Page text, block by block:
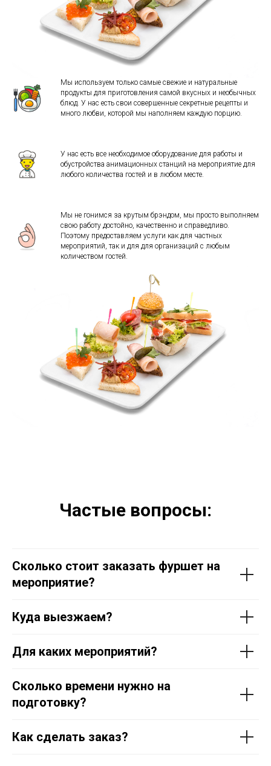
Мы используем только самые свежие и натуральные
продукты для приготовления самой вкусных и необычных
блюд. У нас есть свои совершенные секретные рецепты и
много любви, которой мы наполняем каждую порцию.
У нас есть все необходимое оборудование для работы и
обустройства анимационных станций на мероприятие для
любого количества гостей и в любом месте.
Мы не гонимся за крутым брэндом, мы просто выполняем
свою работу достойно, качественно и справедливо.
Поэтому предоставляем услуги как для частных
мероприятий, так и для для организаций с любым
количеством гостей.
Частые вопросы:
Сколько стоит заказать фуршет на
мероприятие?
Куда выезжаем?
Для каких мероприятий?
Сколько времени нужно на
подготовку?
Как сделать заказ?